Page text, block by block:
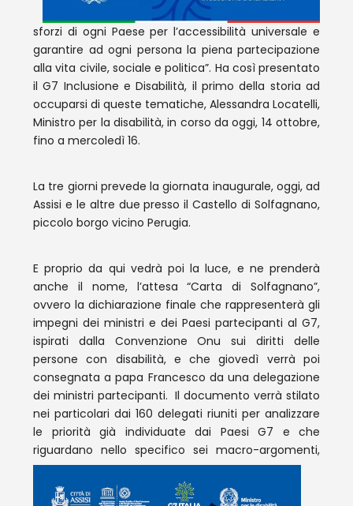
sforzi di ogni Paese per l’accessibilità universale e
garantire ad ogni persona la piena partecipazione
alla vita civile, sociale e politica”. Ha così presentato
il G7 Inclusione e Disabilità, il primo della storia ad
occuparsi di queste tematiche, Alessandra Locatelli,
Ministro per la disabilità, in corso da oggi, 14 ottobre,
fino a mercoledì 16.
La tre giorni prevede la giornata inaugurale, oggi, ad
Assisi e le altre due presso il Castello di Solfagnano,
piccolo borgo vicino Perugia.
E proprio da qui vedrà poi la luce, e ne prenderà
anche il nome, l’attesa “Carta di Solfagnano”,
ovvero la dichiarazione finale che rappresenterà gli
impegni dei ministri e dei Paesi partecipanti al G7,
ispirati dalla Convenzione Onu sui diritti delle
persone con disabilità, e che giovedì verrà poi
consegnata a papa Francesco da una delegazione
dei ministri partecipanti. Il documento verrà stilato
nei particolari dai 160 delegati riuniti per analizzare
le priorità già individuate dai Paesi G7 e che
riguardano nello specifico sei macro-argomenti,